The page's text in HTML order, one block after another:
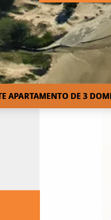
APARTAMENTO DE 3